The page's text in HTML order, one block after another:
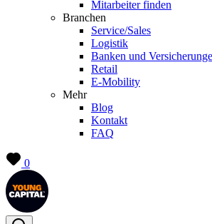
Mitarbeiter finden
Branchen
Service/Sales
Logistik
Banken und
Retail
E-Mobility
Mehr
Blog
Kontakt
FAQ
0